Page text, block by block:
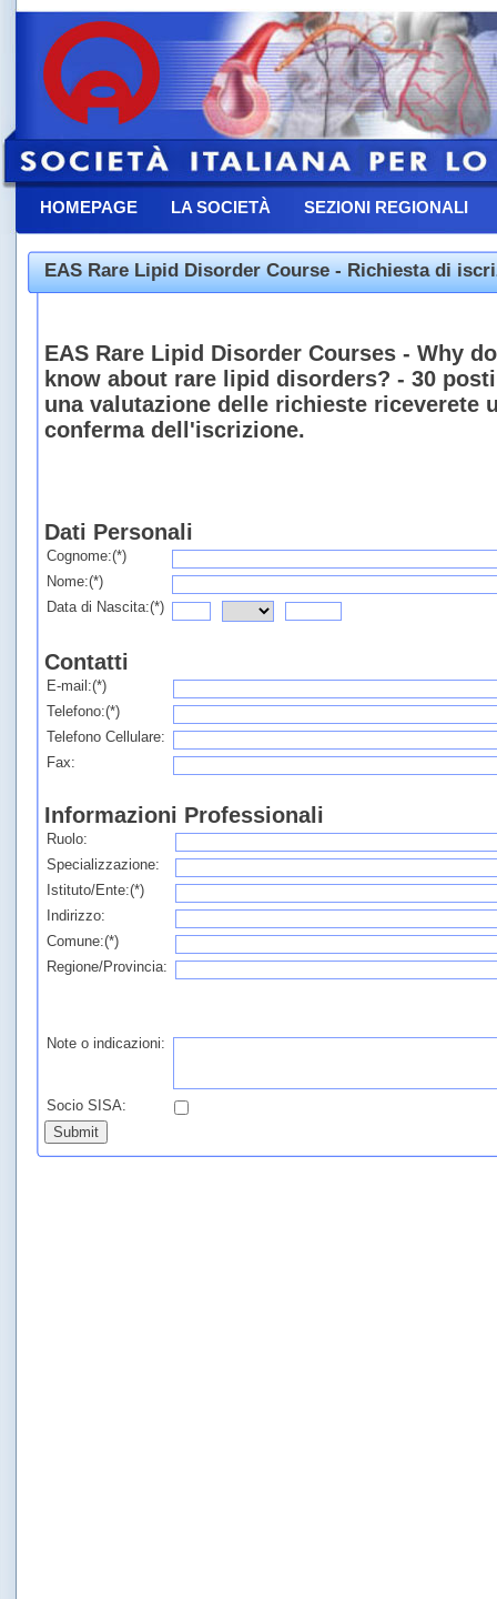
HOMEPAGE LA SOCIETÀ SEZIONI REGIONALI
CONTATTACI
EAS Rare Lipid Disorder Course - Richiesta di
EAS Rare Lipid Disorder Courses - Why
know about rare lipid disorders? - 30
una valutazione delle richieste riceverete
conferma dell'iscrizione.
Dati Personali
Cognome:(*)
Nome:(*)
Data di Nascita:(*)
Contatti
E-mail:(*)
Telefono:(*)
Telefono Cellulare:
Fax:
Informazioni Professionali
Ruolo:
Specializzazione:
Istituto/Ente:(*)
Indirizzo:
Comune:(*)
Regione/Provincia:
Note o indicazioni:
Socio SISA: